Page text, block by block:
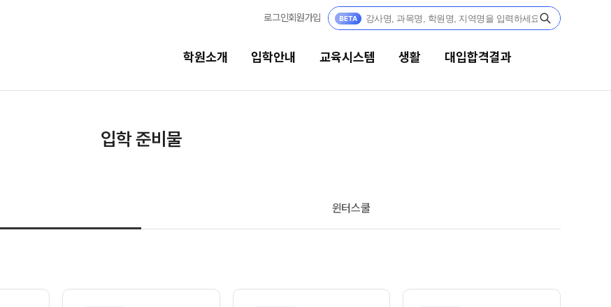
로그인회원가입
학원소개 입학안내 교육시스템 생활 대입합격결과
교육시스템
부모님편지
입학 준비물
윈터스쿨